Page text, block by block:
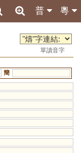
粵
普
單讀音字
簡